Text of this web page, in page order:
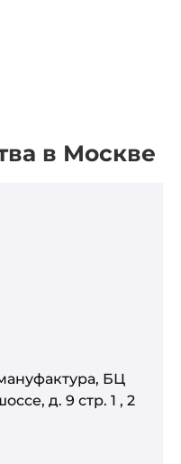
в Москве
БЦ
д. 9 стр. 1 , 2